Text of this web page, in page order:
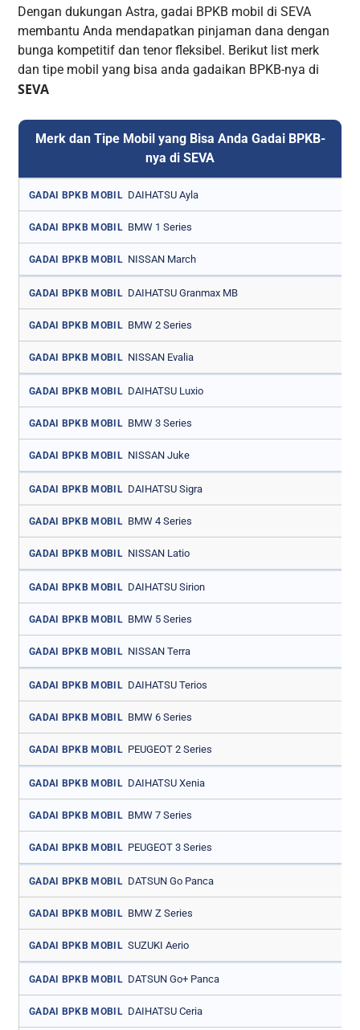
Dengan dukungan Astra, gadai BPKB mobil di SEVA
membantu Anda mendapatkan pinjaman dana dengan
bunga kompetitif dan tenor fleksibel. Berikut list merk
dan tipe mobil yang bisa anda gadaikan BPKB-nya di
SEVA
Merk dan Tipe Mobil yang Bisa Anda Gadai BPKB-
nya di SEVA
GADAI BPKB MOBIL DAIHATSU Ayla
GADAI BPKB MOBIL BMW 1 Series
GADAI BPKB MOBIL NISSAN March
GADAI BPKB MOBIL DAIHATSU Granmax MB
GADAI BPKB MOBIL BMW 2 Series
GADAI BPKB MOBIL NISSAN Evalia
GADAI BPKB MOBIL DAIHATSU Luxio
GADAI BPKB MOBIL BMW 3 Series
GADAI BPKB MOBIL NISSAN Juke
GADAI BPKB MOBIL DAIHATSU Sigra
GADAI BPKB MOBIL BMW 4 Series
GADAI BPKB MOBIL NISSAN Latio
GADAI BPKB MOBIL DAIHATSU Sirion
GADAI BPKB MOBIL BMW 5 Series
GADAI BPKB MOBIL NISSAN Terra
GADAI BPKB MOBIL DAIHATSU Terios
GADAI BPKB MOBIL BMW 6 Series
GADAI BPKB MOBIL PEUGEOT 2 Series
GADAI BPKB MOBIL DAIHATSU Xenia
GADAI BPKB MOBIL BMW 7 Series
GADAI BPKB MOBIL PEUGEOT 3 Series
GADAI BPKB MOBIL DATSUN Go Panca
GADAI BPKB MOBIL BMW Z Series
GADAI BPKB MOBIL SUZUKI Aerio
GADAI BPKB MOBIL DATSUN Go+ Panca
GADAI BPKB MOBIL DAIHATSU Ceria